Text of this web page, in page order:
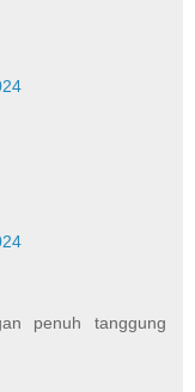
penuh tanggung